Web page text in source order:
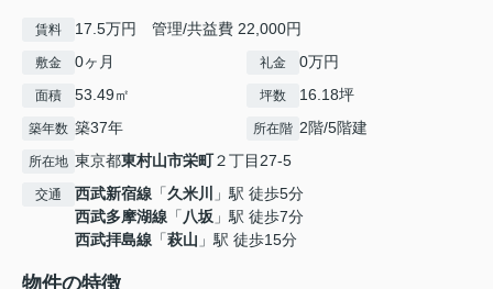
賃料 17.5万円 管理/共益費 22,000円
敷金 0ヶ月 礼金 0万円
面積 53.49㎡ 坪数 16.18坪
築年数 築37年 所在階 2階/5階建
所在地 東京都東村山市栄町２丁目27-5
交通 西武新宿線 「久米川
」駅 徒歩5分
西武多摩湖線 「八坂 」駅 徒歩7分
西武拝島線 「萩山 」駅 徒歩15分
物件の特徴